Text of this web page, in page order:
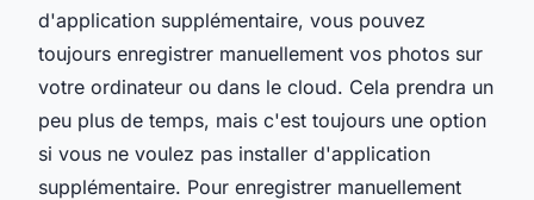
d'application supplémentaire, vous pouvez
toujours enregistrer manuellement vos photos sur
votre ordinateur ou dans le cloud. Cela prendra un
peu plus de temps, mais c'est toujours une option
si vous ne voulez pas installer d'application
supplémentaire. Pour enregistrer manuellement